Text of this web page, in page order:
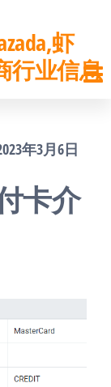
虾
行业信息
年3月6日
卡介